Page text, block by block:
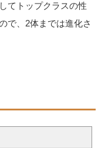
てトップクラスの性
で、2体までは進化さ